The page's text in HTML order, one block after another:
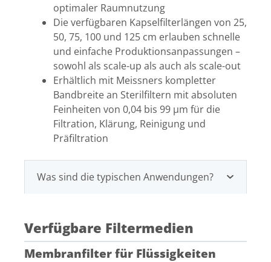
optimaler Raumnutzung
Die verfügbaren Kapselfilterlängen von 25,
50, 75, 100 und 125 cm erlauben schnelle
und einfache Produktionsanpassungen –
sowohl als scale-up als auch als scale-out
Erhältlich mit Meissners kompletter
Bandbreite an Sterilfiltern mit absoluten
Feinheiten von 0,04 bis 99 µm für die
Filtration, Klärung, Reinigung und
Präfiltration
Was sind die typischen Anwendungen?
Verfügbare Filtermedien
Membranfilter für Flüssigkeiten